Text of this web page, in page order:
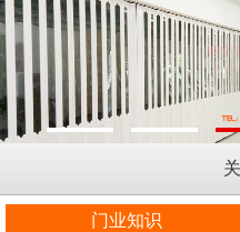
门业知识